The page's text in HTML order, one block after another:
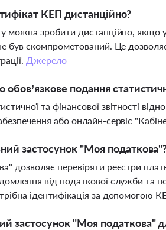
КЕП дистанційно?
можна зробити дистанційно, якщо у
був скомпрометований. Це
Джерело
обов’язкове подання
та фінансової звітності
або онлайн-сервіс
застосунок "Моя
дозволяє перевіряти реєстри
від податкової служби та
ідентифікація за допомогою
застосунок "Моя податкова"